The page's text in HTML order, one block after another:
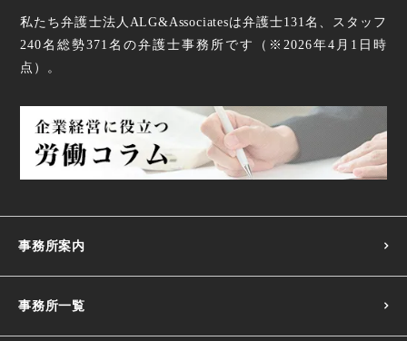
私たち弁護士法人ALG&Associatesは弁護士131名、スタッフ
240名総勢371 名の弁護士事務所です（ ※2026年4月1日時
点 ）。
事務所案内
事務所一覧